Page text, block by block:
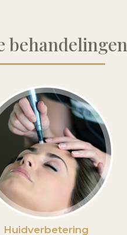
behandelingen
Huidverbetering